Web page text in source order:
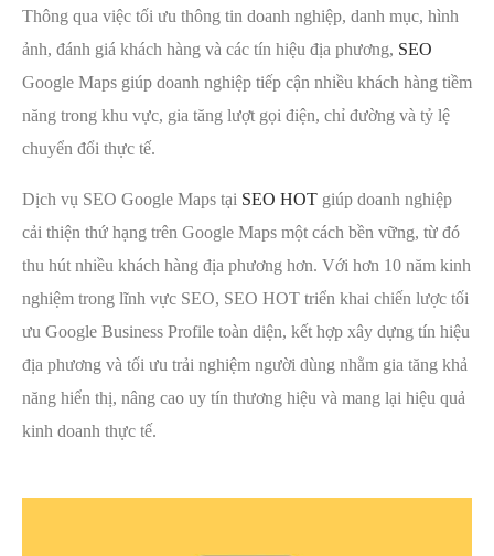
Thông qua việc tối ưu thông tin doanh nghiệp, danh mục, hình
ảnh, đánh giá khách hàng và các tín hiệu địa phương, SEO
Google Maps giúp doanh nghiệp tiếp cận nhiều khách hàng tiềm
năng trong khu vực, gia tăng lượt gọi điện, chỉ đường và tỷ lệ
chuyển đổi thực tế.
Dịch vụ SEO Google Maps tại SEO HOT giúp doanh nghiệp
cải thiện thứ hạng trên Google Maps một cách bền vững, từ đó
thu hút nhiều khách hàng địa phương hơn. Với hơn 10 năm kinh
nghiệm trong lĩnh vực SEO, SEO HOT triển khai chiến lược tối
ưu Google Business Profile toàn diện, kết hợp xây dựng tín hiệu
địa phương và tối ưu trải nghiệm người dùng nhằm gia tăng khả
năng hiển thị, nâng cao uy tín thương hiệu và mang lại hiệu quả
kinh doanh thực tế.